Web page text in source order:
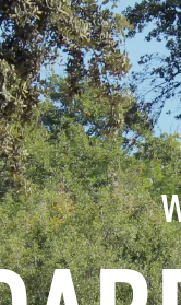
BUCHEN
GRUPPEN